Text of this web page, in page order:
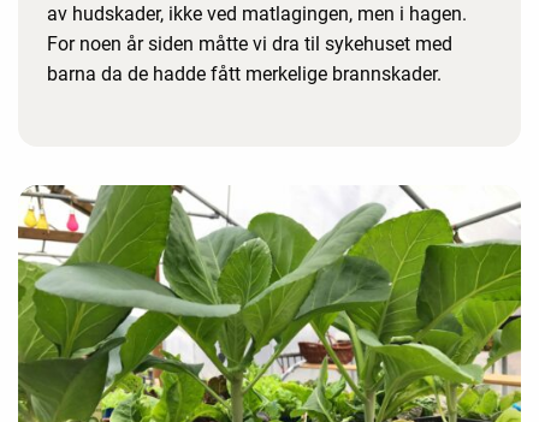
av hudskader, ikke ved matlagingen, men i hagen.
For noen år siden måtte vi dra til sykehuset med
barna da de hadde fått merkelige brannskader.